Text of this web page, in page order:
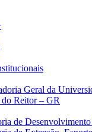
Geral da
Reitor – GR
de